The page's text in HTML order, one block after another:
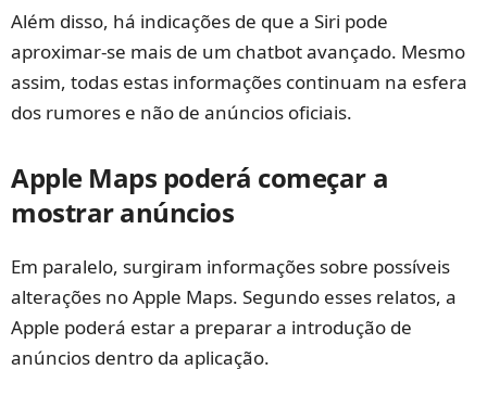
Além disso, há indicações de que a Siri pode
aproximar‑se mais de um chatbot avançado. Mesmo
assim, todas estas informações continuam na esfera
dos rumores e não de anúncios oficiais.
Apple Maps poderá começar a
mostrar anúncios
Em paralelo, surgiram informações sobre possíveis
alterações no Apple Maps. Segundo esses relatos, a
Apple poderá estar a preparar a introdução de
anúncios dentro da aplicação.